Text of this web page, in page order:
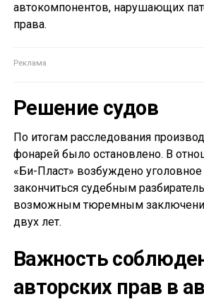
автокомпонентов, нарушающих
права.
Решение судов
По итогам расследования
фонарей было остановлено. В
«Би-Пласт» возбуждено
закончиться судебным
возможным тюремным
двух лет.
Важность
авторских прав в